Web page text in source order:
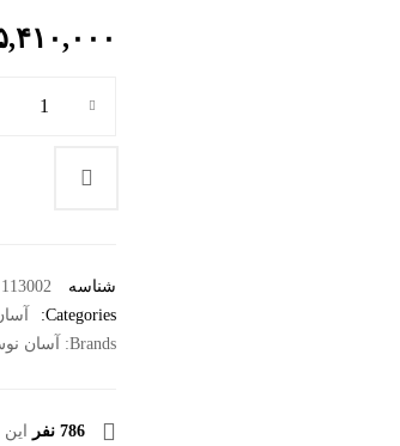
شناسه
113002
Categories:
Brands:
آسان
786 نفر